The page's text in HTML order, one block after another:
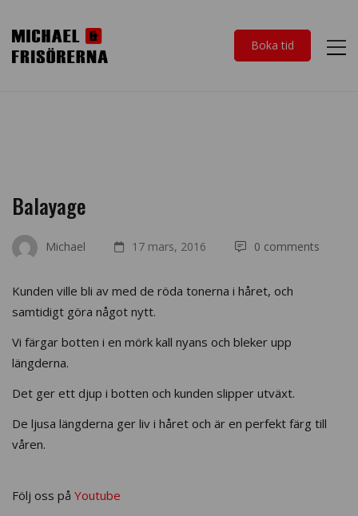
Boka tid
Balayage
Michael 17 mars, 2016 0 comments
Kunden ville bli av med de röda tonerna i håret, och
samtidigt göra något nytt.
Vi färgar botten i en mörk kall nyans och bleker upp
längderna.
Det ger ett djup i botten och kunden slipper utväxt.
De ljusa längderna ger liv i håret och är en perfekt färg till
våren.
Följ oss på Youtube